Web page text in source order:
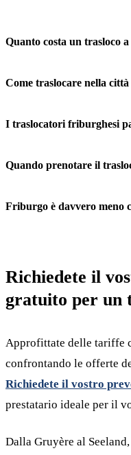
Quanto costa un trasloco
Come traslocare nella
I traslocatori friburghesi
Quando prenotare il
Friburgo è davvero meno
Richiedete il
gratuito per un
Approfittate delle tariffe
confrontando le offerte
Richiedete il vostro
prestatario ideale per il
Dalla Gruyère al